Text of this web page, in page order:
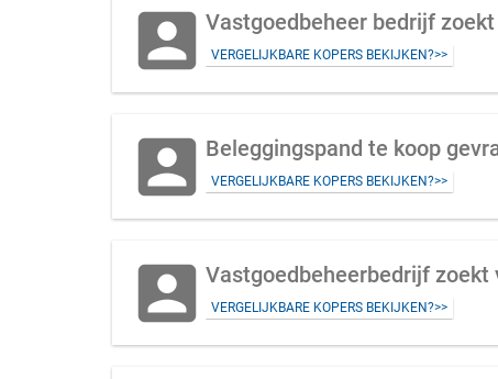
account_box Vastgoedbeheer bedrijf
VERGELIJKBARE KOPERS BEKIJKEN?>>
account_box Beleggingspand te koop
VERGELIJKBARE KOPERS BEKIJKEN?>>
account_box Vastgoedbeheerbedrijf
VERGELIJKBARE KOPERS BEKIJKEN?>>